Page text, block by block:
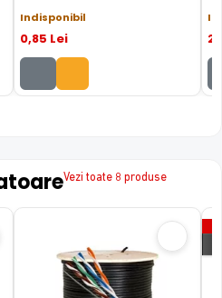
Indisponibil
0,85 Lei 29
Vezi toate 8 produse